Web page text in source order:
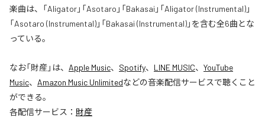
楽曲は、「Aligator」「Asotaro」「Bakasai」「Aligator (Instrumental)」
「Asotaro (Instrumental)」「Bakasai (Instrumental)」を含む全6曲とな
っている。
なお「財産」は、 Apple Music、 Spotify、 LINE MUSIC、 YouTube
Music、 Amazon Music Unlimitedなどの音楽配信サービスで聴くこと
ができる。
各配信サービス： 財産